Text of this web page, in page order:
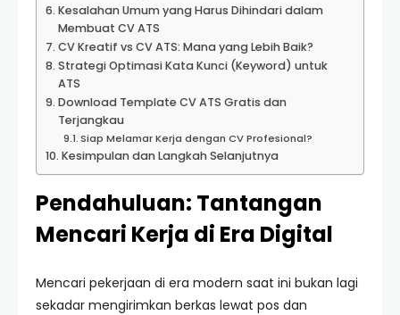
Kesalahan Umum yang Harus Dihindari dalam
Membuat CV ATS
CV Kreatif vs CV ATS: Mana yang Lebih Baik?
Strategi Optimasi Kata Kunci (Keyword) untuk
ATS
Download Template CV ATS Gratis dan
Terjangkau
Siap Melamar Kerja dengan CV Profesional?
Kesimpulan dan Langkah Selanjutnya
Pendahuluan: Tantangan
Mencari Kerja di Era Digital
Mencari pekerjaan di era modern saat ini bukan lagi
sekadar mengirimkan berkas lewat pos dan